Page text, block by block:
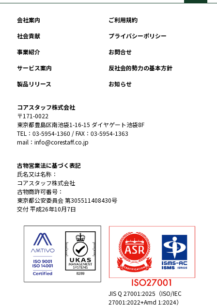
会社案内
ご利用規約
社会貢献
プライバシーポリシー
事業紹介
お問合せ
サービス案内
反社会的勢力の基本方針
製品リリース
お知らせ
コアスタッフ株式会社
〒171-0022
東京都豊島区南池袋1-16-15 ダイヤゲート池袋8F
TEL：03-5954-1360 / FAX：03-5954-1363
mail：info@corestaff.co.jp
古物営業法に基づく表記
氏名又は名称：
コアスタッフ株式会社
古物商許可番号：
東京都公安委員会 第305511408430号
交付 平成26年10月7日
JIS Q 27001:2025（ISO/IEC
27001:2022+Amd 1:2024）